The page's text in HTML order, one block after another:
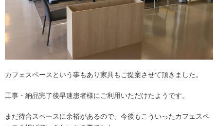
カフェスペースという事もあり家具もご提案させて頂きました。
工事・納品完了後早速患者様にご利用いただけたようです。
まだ待合スペースに余裕があるので、今後もこういったカフェスペ